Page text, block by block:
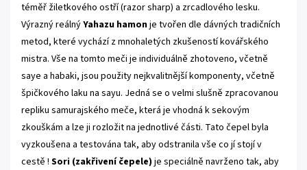
téměř žiletkového ostří (razor sharp) a zrcadlového lesku.
Výrazný reálnýYahazu hamonje tvořen dle dávných tradičních
metod, které vychází z mnohaletých zkušeností kovářského
mistra. Vše na tomto meči je individuálně zhotoveno, včetně
saye a habaki, jsou použity nejkvalitnější komponenty, včetně
špičkového laku na sayu. Jedná se o velmi slušně zpracovanou
repliku samurajského meče, která je vhodná k sekovým
zkouškám a lze ji rozložit na jednotlivé části. Tato čepel byla
vyzkoušena a testována tak, aby odstranila vše co jí stojí v
cestě ! Sori (zakřivení čepele) je speciálně navrženo tak, aby